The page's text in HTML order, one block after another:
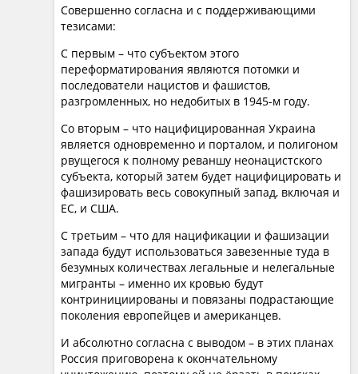
жертвовать комфортом. В этом контексте Кургинян
проводит различие между силой и властью, ссылаясь
на античную трагедию Эсхила, где Прометея
приковывают к скале два посланца Зевса — Сила и
Власть. Власть — это способность добиваться
подчинения авторитетом, сила — грубое
принуждение. Если у империи нет власти, а есть
только демонстрация военной силы, политическая
система начинает замещаться военной. Как отмечает
политолог,«чудо, тайна и авторитет — вот на чем
держится власть, а не на громких заявлениях и
Второй важнейший блок касается военно-
технической революции, продемонстрированной
агрессией США против Ирана. Традиционные
авианосцы и линкоры оказались уязвимы перед
новыми средствами поражения:«беспилотники и
москитный флот ниспровергли всю военно-
Совершенно согласна и с поддерживающими
тезисами:
С первым – что субъектом этого
переформатирования являются потомки и
последователи нацистов и фашистов,
разгромленных, но недобитых в 1945-м году.
Со вторым – что нацифицированная Украина
является одновременно и порталом, и полигоном
рвущегося к полному реваншу неонацистского
субъекта, который затем будет нацифицировать и
фашизировать весь совокупный запад, включая и
ЕС, и США.
С третьим – что для нацификации и фашизации
запада будут использоваться завезенные туда в
безумных количествах легальные и нелегальные
мигранты – именно их кровью будут
контринициированы и повязаны подрастающие
поколения европейцев и американцев.
И абсолютно согласна с выводом – в этих планах
Россия приговорена к окончательному